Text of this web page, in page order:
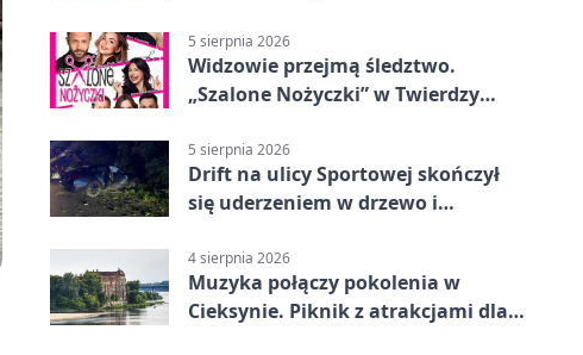
5 sierpnia 2026
Widzowie przejmą śledztwo.
„Szalone Nożyczki” w Twierdzy
5 sierpnia 2026
Drift na ulicy Sportowej skończył
się uderzeniem w drzewo i
4 sierpnia 2026
Muzyka połączy pokolenia w
Cieksynie. Piknik z atrakcjami dla